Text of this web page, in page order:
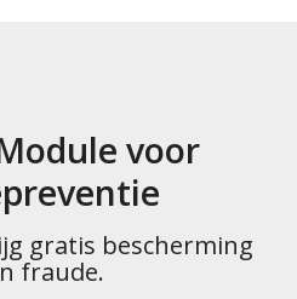
voor
gratis bescherming
fraude.